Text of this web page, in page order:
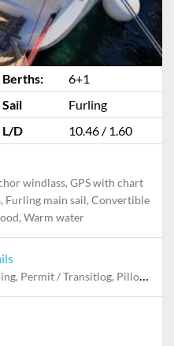
Berths:
6+1
Sail
Furling
L/D 10.46 / 1.60
windlass, GPS with chart
Furling main sail, Convertible
Warm water
blanket, sheets, duvet cover, WiFi internet on board